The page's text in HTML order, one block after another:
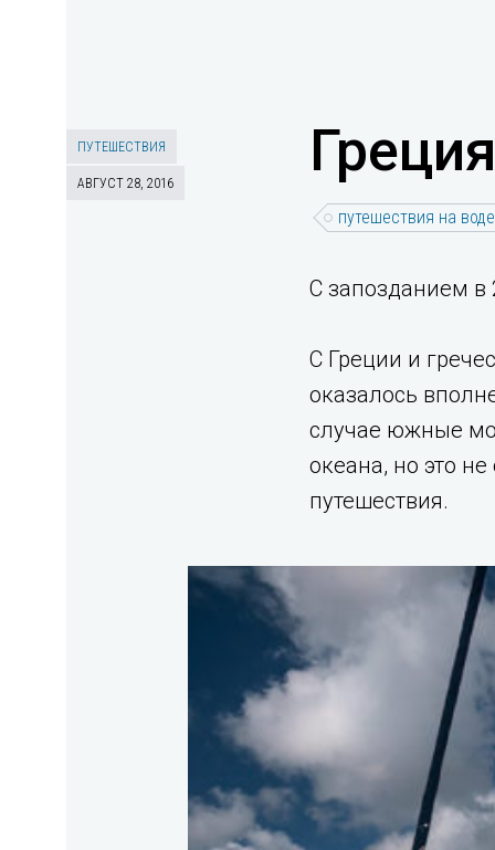
ПУТЕШЕСТВИЯ
АВГУСТ 28, 2016
путешествия на воде
С запозданием в
С Греции и
оказалось
случае южные
океана, но это
путешествия.